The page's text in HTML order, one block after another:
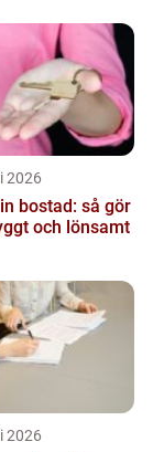
2026
bostad: så gör
och lönsamt
2026